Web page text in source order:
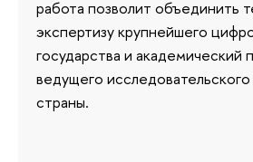
работа позволит объединить
экспертизу крупнейшего
государства и академический
ведущего
страны.